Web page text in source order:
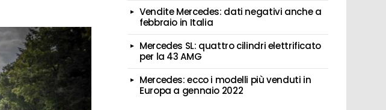
Vendite Mercedes: dati negativi anche a
febbraio in Italia
Mercedes SL: quattro cilindri elettrificato
per la 43 AMG
Mercedes: ecco i modelli più venduti in
Europa a gennaio 2022